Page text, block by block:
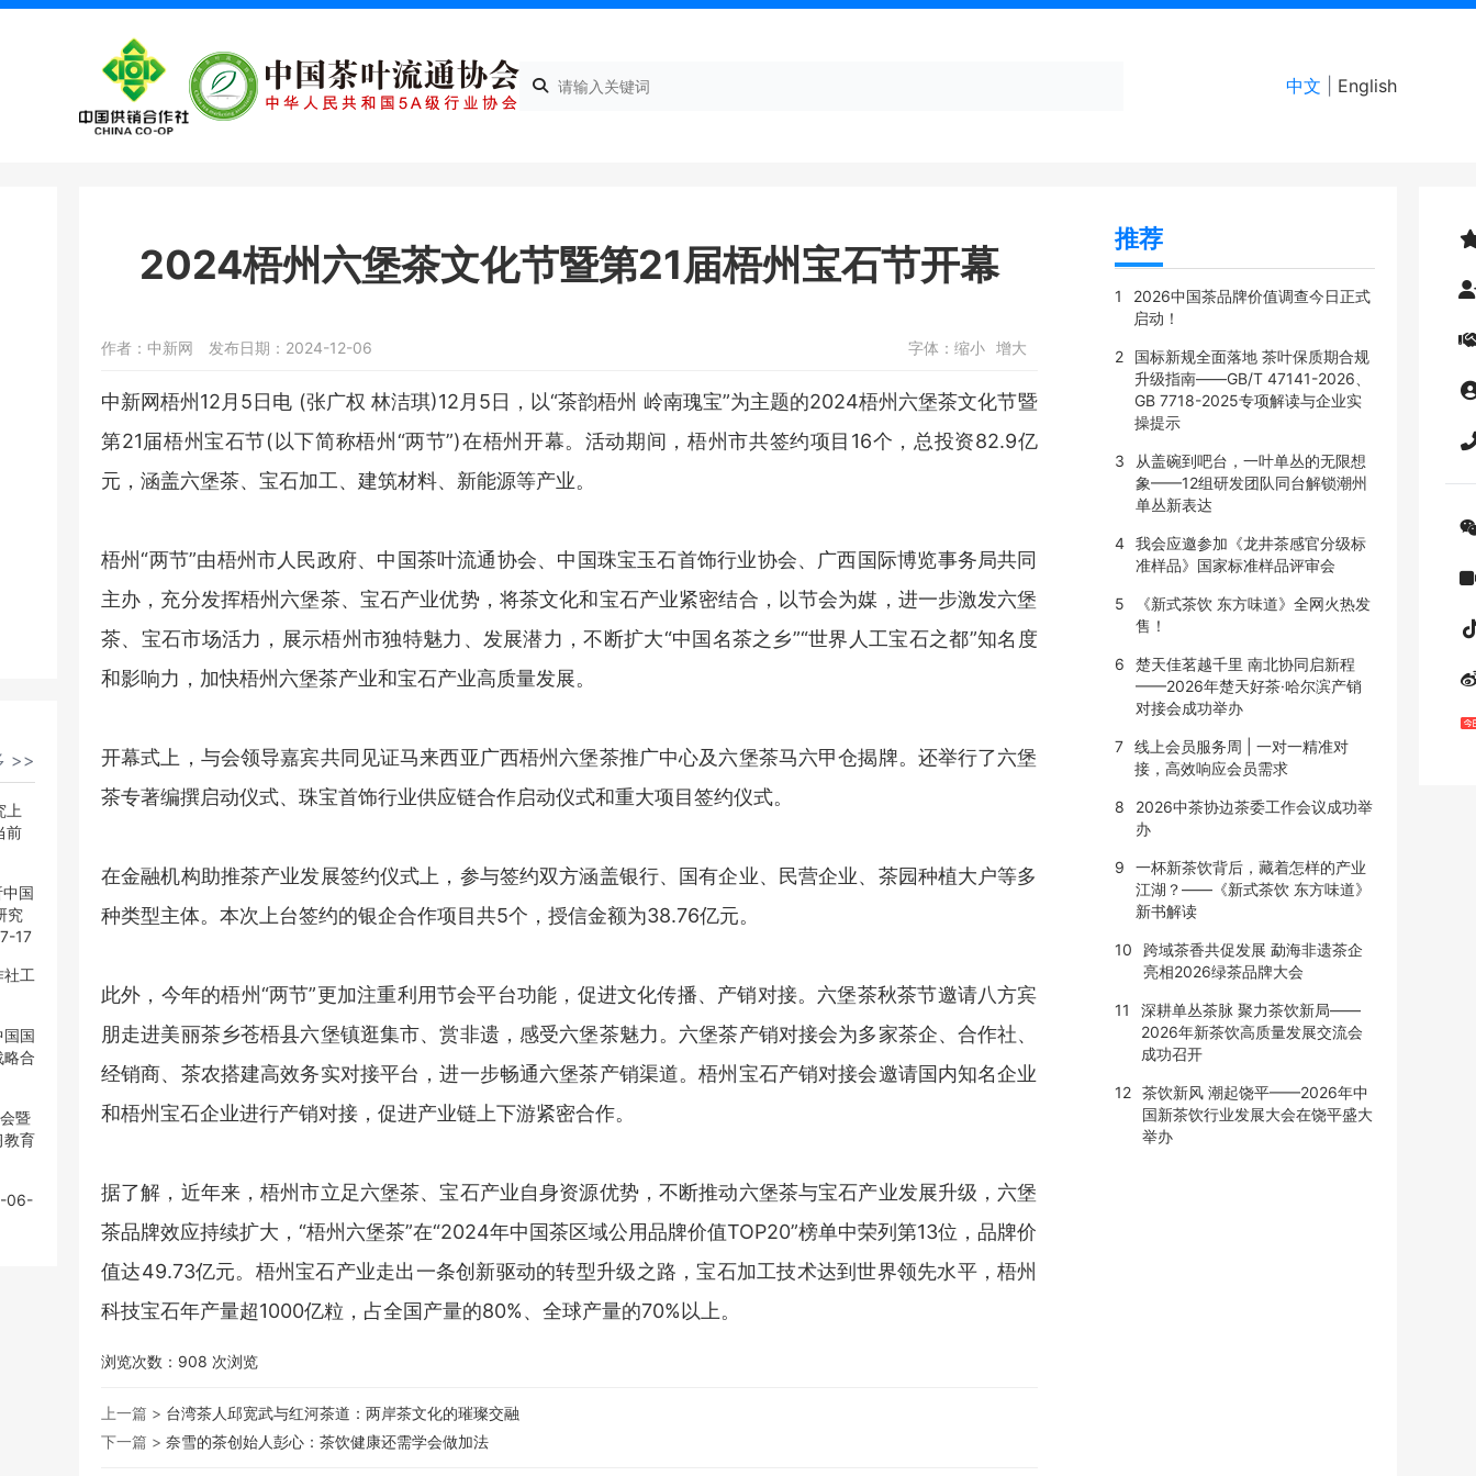
中文 English
>>
上
前
国
究
17
社工
国国
略合
暨
教育
06-
2024梧州六堡茶文化节暨第21届梧州宝石节开幕
作者：中新网 发布日期：2024-12-06 字体： 缩小 增大
中新网梧州12月5日电 (张广权 林洁琪)12月5日，以“茶韵梧州 岭南瑰宝”为主题的2024梧州六堡茶文化节暨
第21届梧州宝石节(以下简称梧州“两节”)在梧州开幕。活动期间，梧州市共签约项目16个，总投资82.9亿
元，涵盖六堡茶、宝石加工、建筑材料、新能源等产业。
梧州“两节”由梧州市人民政府、中国茶叶流通协会、中国珠宝玉石首饰行业协会、广西国际博览事务局共同
主办，充分发挥梧州六堡茶、宝石产业优势，将茶文化和宝石产业紧密结合，以节会为媒，进一步激发六堡
茶、宝石市场活力，展示梧州市独特魅力、发展潜力，不断扩大“中国名茶之乡”“世界人工宝石之都”知名度
和影响力，加快梧州六堡茶产业和宝石产业高质量发展。
开幕式上，与会领导嘉宾共同见证马来西亚广西梧州六堡茶推广中心及六堡茶马六甲仓揭牌。还举行了六堡
茶专著编撰启动仪式、珠宝首饰行业供应链合作启动仪式和重大项目签约仪式。
在金融机构助推茶产业发展签约仪式上，参与签约双方涵盖银行、国有企业、民营企业、茶园种植大户等多
种类型主体。本次上台签约的银企合作项目共5个，授信金额为38.76亿元。
此外，今年的梧州“两节”更加注重利用节会平台功能，促进文化传播、产销对接。六堡茶秋茶节邀请八方宾
朋走进美丽茶乡苍梧县六堡镇逛集市、赏非遗，感受六堡茶魅力。六堡茶产销对接会为多家茶企、合作社、
经销商、茶农搭建高效务实对接平台，进一步畅通六堡茶产销渠道。梧州宝石产销对接会邀请国内知名企业
和梧州宝石企业进行产销对接，促进产业链上下游紧密合作。
据了解，近年来，梧州市立足六堡茶、宝石产业自身资源优势，不断推动六堡茶与宝石产业发展升级，六堡
茶品牌效应持续扩大，“梧州六堡茶”在“2024年中国茶区域公用品牌价值TOP20”榜单中荣列第13位，品牌价
值达49.73亿元。梧州宝石产业走出一条创新驱动的转型升级之路，宝石加工技术达到世界领先水平，梧州
科技宝石年产量超1000亿粒，占全国产量的80%、全球产量的70%以上。
浏览次数： 908 次浏览
上一篇 > 台湾茶人邱宽武与红河茶道：两岸茶文化的璀璨交融
下一篇 > 奈雪的茶创始人彭心：茶饮健康还需学会做加法
推荐
1
2026中国茶品牌价值调查今日正式
启动！
2
国标新规全面落地 茶叶保质期合规
升级指南——GB/T 47141-2026、
GB 7718-2025专项解读与企业实
操提示
3
从盖碗到吧台，一叶单丛的无限想
象——12组研发团队同台解锁潮州
单丛新表达
4
我会应邀参加《龙井茶感官分级标
准样品》国家标准样品评审会
5
《新式茶饮 东方味道》全网火热发
售！
6
楚天佳茗越千里 南北协同启新程
——2026年楚天好茶·哈尔滨产销
对接会成功举办
7
线上会员服务周 | 一对一精准对
接，高效响应会员需求
8
2026中茶协边茶委工作会议成功举
办
9
一杯新茶饮背后，藏着怎样的产业
江湖？——《新式茶饮 东方味道》
新书解读
10
跨域茶香共促发展 勐海非遗茶企
亮相2026绿茶品牌大会
11
深耕单丛茶脉 聚力茶饮新局——
2026年新茶饮高质量发展交流会
成功召开
12
茶饮新风 潮起饶平——2026年中
国新茶饮行业发展大会在饶平盛大
举办
>>
上
前
国
究
17
社工
国国
略合
暨
教育
06-